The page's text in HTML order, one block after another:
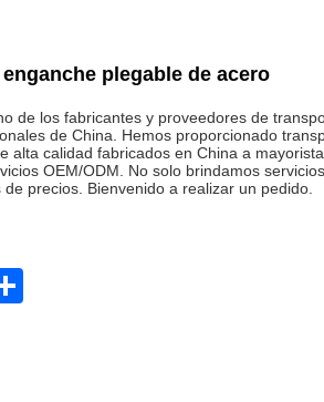
plegable de acero
de los fabricantes y proveedores de
de China. Hemos proporcionado
alta calidad fabricados en China a
OEM/ODM. No solo brindamos
precios. Bienvenido a realizar un pedido.